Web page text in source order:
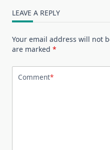
LEAVE A REPLY
Your email address will not
are marked *
Comment*